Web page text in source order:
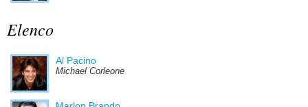
Elenco
Al Pacino
Michael Corleone